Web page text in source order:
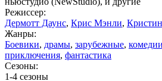
Режиссер:
Дермотт Даунс, Крис Мэнли,
Жанры:
Боевики, драмы, зарубежные, комедии
приключения, фантастика
Сезоны:
1-4 сезоны